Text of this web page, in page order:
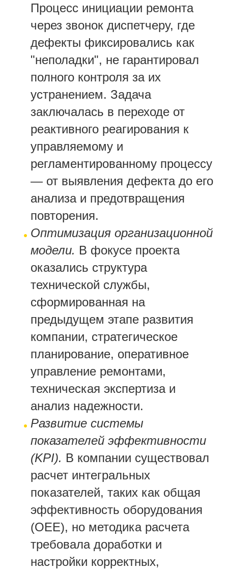
Процесс инициации ремонта
через звонок диспетчеру, где
дефекты фиксировались как
"неполадки", не гарантировал
полного контроля за их
устранением. Задача
заключалась в переходе от
реактивного реагирования к
управляемому и
регламентированному процессу
— от выявления дефекта до его
анализа и предотвращения
повторения.
Оптимизация организационной
модели. В фокусе проекта
оказались структура
технической службы,
сформированная на
предыдущем этапе развития
компании, стратегическое
планирование, оперативное
управление ремонтами,
техническая экспертиза и
анализ надежности.
Развитие системы
показателей эффективности
(KPI). В компании существовал
расчет интегральных
показателей, таких как общая
эффективность оборудования
(OEE), но методика расчета
требовала доработки и
настройки корректных,